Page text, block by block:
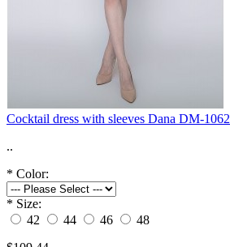
Cocktail dress with sleeves Dana DM-1062
..
* Color:
* Size:
42
44 46
48